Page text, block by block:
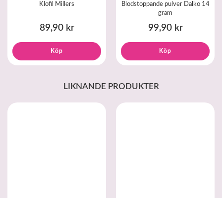
Klofil Millers
89,90 kr
Köp
Blodstoppande pulver Dalko 14
gram
99,90 kr
Köp
LIKNANDE PRODUKTER